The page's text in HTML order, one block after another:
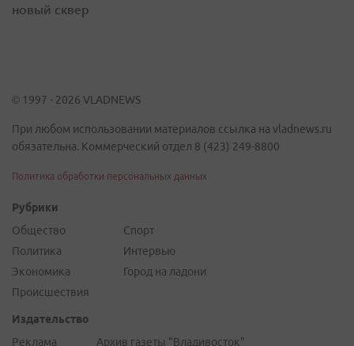
новый сквер
© 1997 - 2026 VLADNEWS
При любом использовании материалов ссылка на vladnews.ru
обязательна. Коммерческий отдел 8 (423) 249-8800
Политика обработки персональных данных
Рубрики
Общество
Политика
Экономика
Происшествия
Спорт
Интервью
Город на ладони
Издательство
Реклама
Архив газеты "Владивосток"